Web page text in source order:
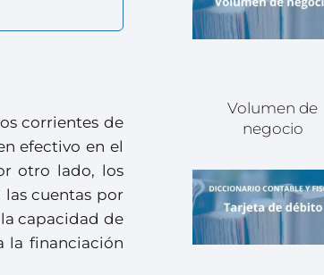
corrientes de
efectivo en el
otro lado, los
cuentas por
capacidad de
la financiación
Volumen de
negocio